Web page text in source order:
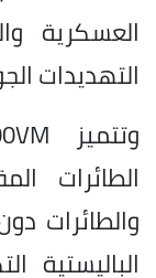
العسكرية
التهديدات
الطائرات
والطائرات
الباليستية